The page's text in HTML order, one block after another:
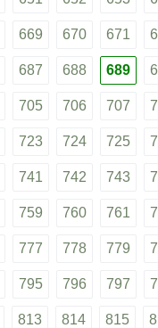
669 670 671
687 688 689
705 706 707
723 724 725
741 742 743
759 760 761
777 778 779
795 796 797
813 814 815